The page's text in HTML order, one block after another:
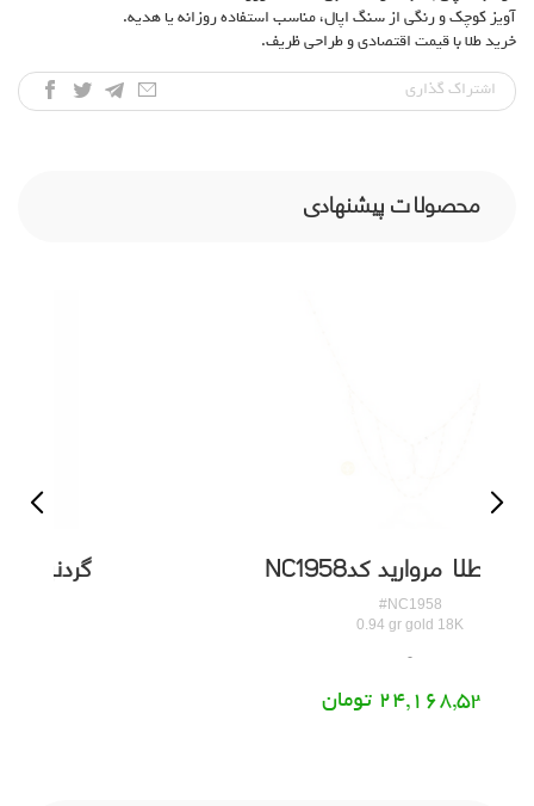
آویز کوچک و رنگی از سنگ اپال، مناسب استفاده روزانه یا هدیه.
خرید طلا با قیمت اقتصادی و طراحی ظریف.
اشتراک‌ گذاری
محصولات پیشنهادی
گردنبند طلا مروارید کدNC1958
24,168,536 تومان